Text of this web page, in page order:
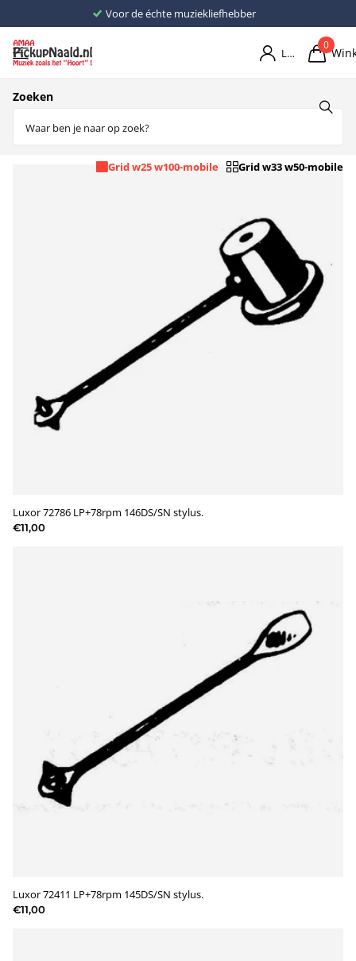
Voor de échte muziekliefhebber
Zoeken
Login
0
Home
Grid w25 w100-mobile
Grid w33 w50-mobile
Luxor 72786 LP+78rpm 146DS/SN stylus.
€11,00
Luxor 72411 LP+78rpm 145DS/SN stylus.
€11,00